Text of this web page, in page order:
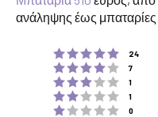
ανάληψης έως
24
7
1
1
0